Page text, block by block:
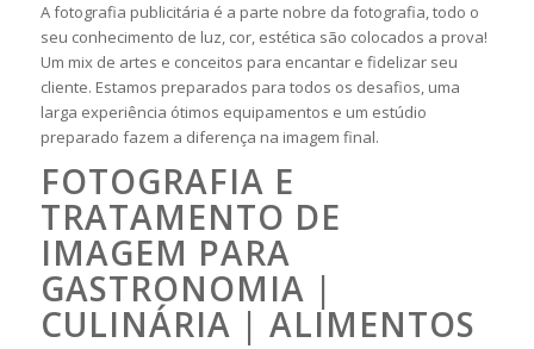
A fotografia publicitária é a parte nobre da fotografia, todo o
seu conhecimento de luz, cor, estética são colocados a prova!
Um mix de artes e conceitos para encantar e fidelizar seu
cliente. Estamos preparados para todos os desafios, uma
larga experiência ótimos equipamentos e um estúdio
preparado fazem a diferença na imagem final.
FOTOGRAFIA E
TRATAMENTO DE
IMAGEM PARA
GASTRONOMIA |
CULINÁRIA | ALIMENTOS